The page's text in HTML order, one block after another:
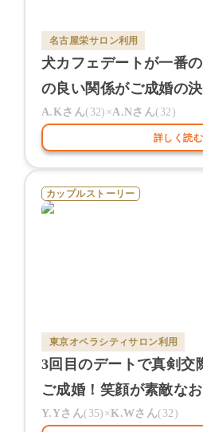
名古屋栄サロン利用
犬カフェデートが一番
の良い関係がご成婚の
ふたり
A.Kさん( 32)×A.Nさん( 32)
詳しく読む
カップルストーリー
東京オペラシティサロン利用
3回目のデートで真剣交
ご成婚！笑顔が素敵な
Y.Yさん( 35)×K.Wさん( 32)